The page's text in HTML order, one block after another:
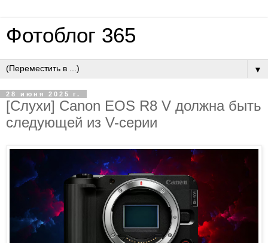
Фотоблог 365
▼
28 июня 2025 г.
[Слухи] Canon EOS R8 V должна быть
следующей из V-серии